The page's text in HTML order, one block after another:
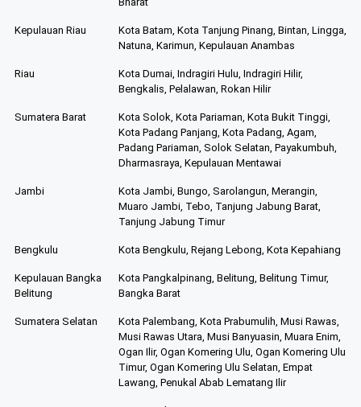
Kepulauan Riau
Kota Batam, Kota Tanjung Pinang, Bintan, Lingga,
Natuna, Karimun, Kepulauan Anambas
Riau
Kota Dumai, Indragiri Hulu, Indragiri Hilir,
Bengkalis, Pelalawan, Rokan Hilir
Sumatera Barat
Kota Solok, Kota Pariaman, Kota Bukit Tinggi,
Kota Padang Panjang, Kota Padang, Agam,
Padang Pariaman, Solok Selatan, Payakumbuh,
Dharmasraya, Kepulauan Mentawai
Jambi
Kota Jambi, Bungo, Sarolangun, Merangin,
Muaro Jambi, Tebo, Tanjung Jabung Barat,
Tanjung Jabung Timur
Bengkulu Kota Bengkulu, Rejang Lebong, Kota Kepahiang
Kepulauan Bangka
Belitung
Kota Pangkalpinang, Belitung, Belitung Timur,
Bangka Barat
Sumatera Selatan
Kota Palembang, Kota Prabumulih, Musi Rawas,
Musi Rawas Utara, Musi Banyuasin, Muara Enim,
Ogan Ilir, Ogan Komering Ulu, Ogan Komering Ulu
Timur, Ogan Komering Ulu Selatan, Empat
Lawang, Penukal Abab Lematang Ilir